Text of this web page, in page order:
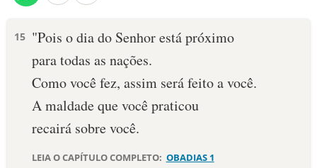
PALAVRA DO DIA
SALMO DO DIA
DEVOCIONAL DIÁRIO
15 "Pois o dia do Senhor está próximo
para todas as nações.
Como você fez, assim será feito a você.
A maldade que você praticou
recairá sobre você.
LEIA O CAPÍTULO COMPLETO: OBADIAS 1